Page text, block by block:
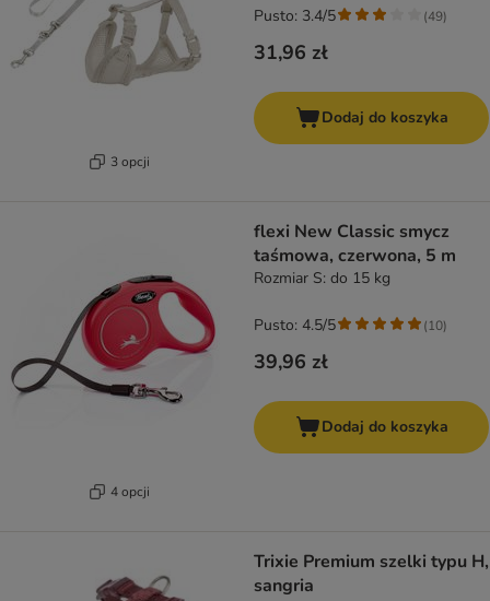
3 opcji
31,96 zł
Pusto: 3.4/5 (49)
Dodaj do koszyka
4 opcji
flexi New Classic smycz
taśmowa, czerwona, 5 m
Rozmiar S: do 15 kg
39,96 zł
Pusto: 4.5/5 (10)
Dodaj do koszyka
Trixie Premium szelki typu H,
sangria